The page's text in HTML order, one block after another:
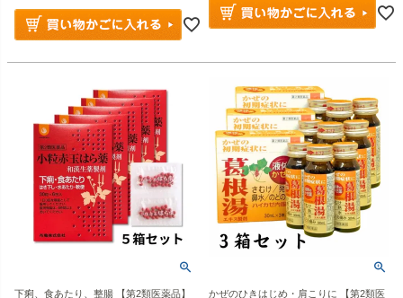
下痢、食あたり、整腸 【第2類医薬品】
かぜのひきはじめ・肩こりに 【第2類医